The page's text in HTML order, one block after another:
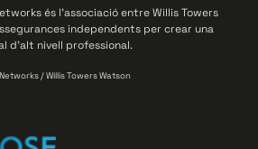
és l’associació entre Willis Towers
independents per crear una
d’alt nivell professional.
/ Willis Towers Watson